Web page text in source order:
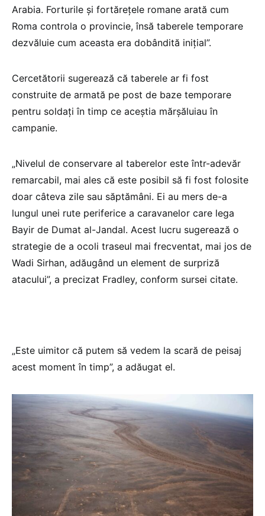
Arabia. Forturile şi fortăreţele romane arată cum
Roma controla o provincie, însă taberele temporare
dezvăluie cum aceasta era dobândită iniţial”.
Cercetătorii sugerează că taberele ar fi fost
construite de armată pe post de baze temporare
pentru soldaţi în timp ce aceştia mărşăluiau în
campanie.
„Nivelul de conservare al taberelor este într-adevăr
remarcabil, mai ales că este posibil să fi fost folosite
doar câteva zile sau săptămâni. Ei au mers de-a
lungul unei rute periferice a caravanelor care lega
Bayir de Dumat al-Jandal. Acest lucru sugerează o
strategie de a ocoli traseul mai frecventat, mai jos de
Wadi Sirhan, adăugând un element de surpriză
atacului”, a precizat Fradley, conform sursei citate.
„Este uimitor că putem să vedem la scară de peisaj
acest moment în timp”, a adăugat el.